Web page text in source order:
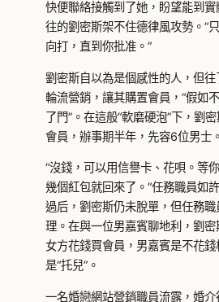
快便聯絡接觸到了她，盼望能到
往的劉密斯架不住德律風攻勢。“
向打，直到你批准。”
劉密斯自以為是個感性的人，但
輪流營銷，讓其購置會員，“假如
了門”。在這般“軟磨硬泡”下，劉
會員，辦事期半年，先容6位男士。
“沒錢，可以用信譽卡、花唄。等
幾個紅包就回來了。”任務職員如
過后，劉密斯仍未脫單，但任務
理。在與一位男嘉賓聊地利，劉
女方花錢買會員，男嘉賓是不花
是“托兒”。
一名婚戀網站營銷職員流露，婚